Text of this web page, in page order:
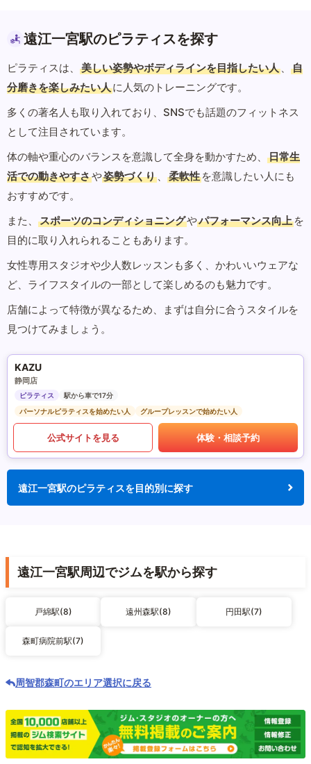
遠江一宮駅のピラティスを探す
ピラティスは、 美しい姿勢やボディラインを目指したい人 、
自
分磨きを楽しみたい人に人気のトレーニングです。
多くの著名人も取り入れており、SNSでも話題のフィットネス
として注目されています。
体の軸や重心のバランスを意識して全身を動かすため、
日常生
活での動きやすさや姿勢づくり 、 柔軟性 を意識したい人にも
おすすめです。
また、
スポーツのコンディショニングやパフォーマンス向上 を
目的に取り入れられることもあります。
女性専用スタジオや少人数レッスンも多く、かわいいウェアな
ど、ライフスタイルの一部として楽しめるのも魅力です。
店舗によって特徴が異なるため、まずは自分に合うスタイルを
見つけてみましょう。
KAZU
静岡店
ピラティス
駅から車で17分
パーソナルピラティスを始めたい人
グループレッスンで始めたい人
公式サイトを見る 体験・相談予約
遠江一宮駅のピラティスを目的別に探す
遠江一宮駅周辺でジムを駅から探す
戸綿駅(8) 遠州森駅(8) 円田駅(7)
森町病院前駅(7)
周智郡森町のエリア選択に戻る